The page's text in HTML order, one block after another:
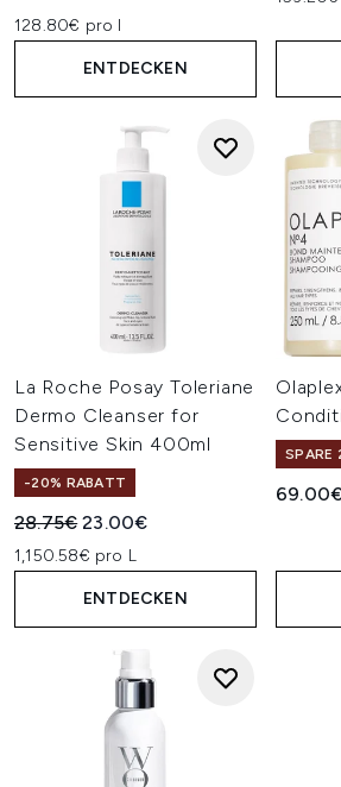
128.80€ pro l
ENTDECKEN
La Roche Posay Toleriane
Dermo Cleanser for
Sensitive Skin 400ml
-20% RABATT
Unverbindliche Preisempfehlung:
28.75€Aktueller Preis:
23.00€
1,150.58€ pro L
ENTDECKEN
SPARE